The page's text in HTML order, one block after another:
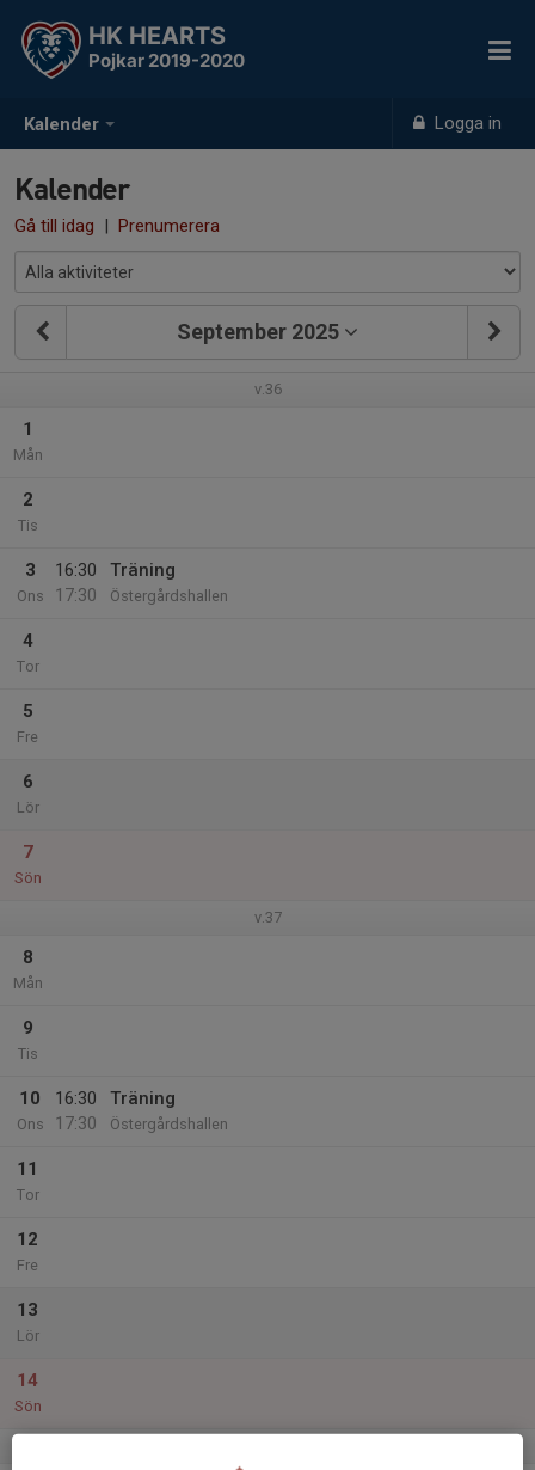
Kalender Logga in
HK HEARTS
Pojkar 2019-2020
Kalender
Gå till idag | Prenumerera
September 2025
v.36
1
Mån
2
Tis
3
Ons
16:30
17:30
Träning
Östergårdshallen
4
Tor
5
Fre
6
Lör
7
Sön
v.37
8
Mån
9
Tis
10
Ons
16:30
17:30
Träning
Östergårdshallen
11
Tor
12
Fre
13
Lör
14
Sön